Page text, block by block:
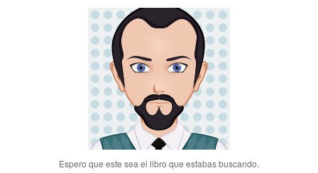
Espero que este sea el libro que estabas buscando.